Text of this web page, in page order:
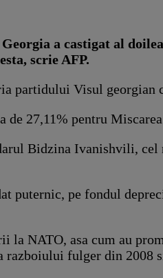
a castigat al
scrie AFP.
partidului Visul georgian
27,11% pentru
Bidzina Ivanishvili,
puternic, pe fondul
la NATO, asa cum au
fulger din 2008